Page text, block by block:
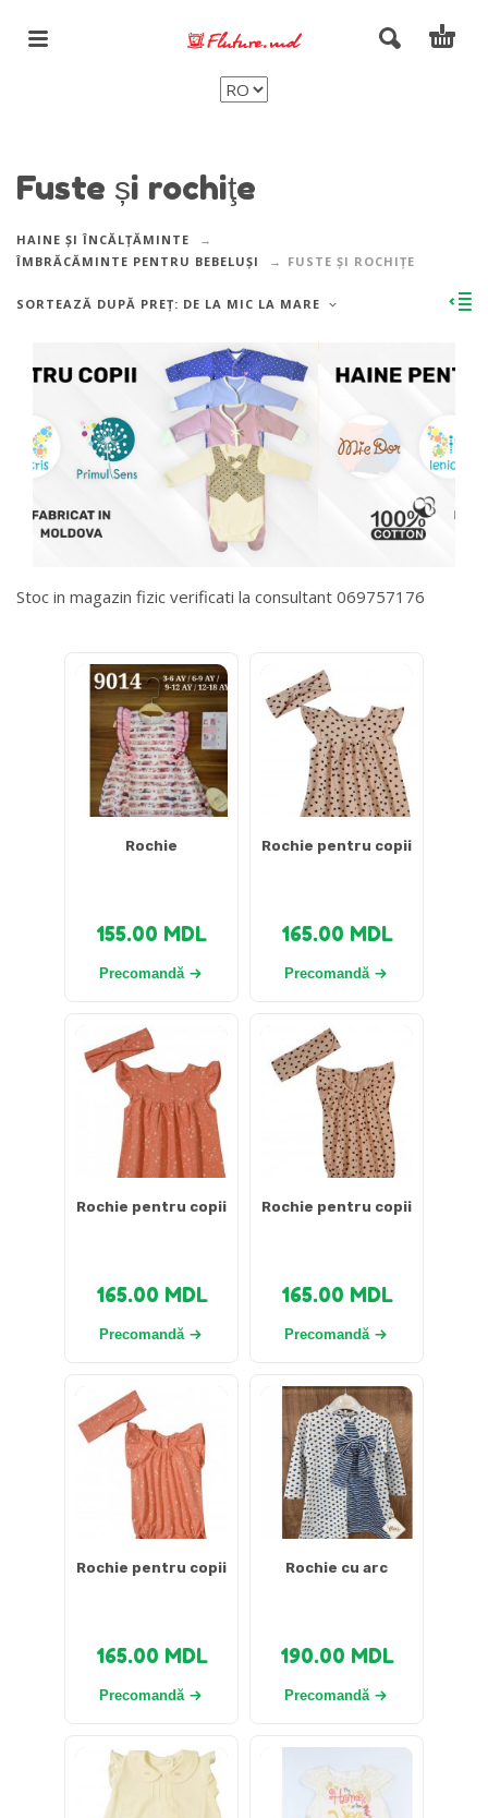
Fuste și rochiţe
HAINE ȘI ÎNCĂLȚĂMINTE
ÎMBRĂCĂMINTE PENTRU BEBELUȘI
FUSTE ȘI ROCHIŢE
SORTEAZĂ DUPĂ PREȚ: DE LA MIC LA MARE
Stoc in magazin fizic verificati la consultant 069757176
Rochie
155.00 MDL
Precomandă
Rochie pentru copii
165.00 MDL
Precomandă
Rochie pentru copii
165.00 MDL
Precomandă
Rochie pentru copii
165.00 MDL
Precomandă
Rochie pentru copii
165.00 MDL
Precomandă
Rochie cu arc
190.00 MDL
Precomandă